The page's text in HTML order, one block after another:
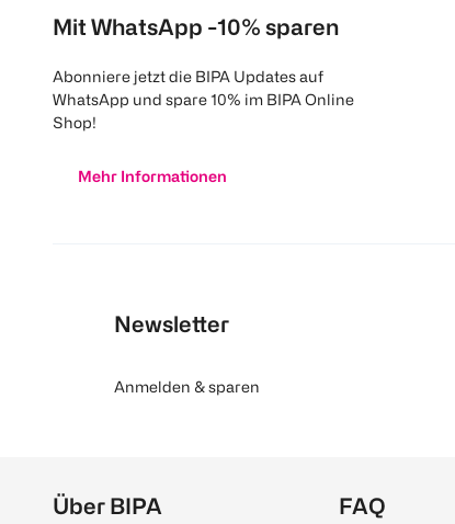
Mit WhatsApp -10% sparen
Abonniere jetzt die BIPA Updates auf
WhatsApp und spare 10% im BIPA Online
Shop!
Mehr Informationen
Newsletter
Anmelden & sparen
Über BIPA FAQ